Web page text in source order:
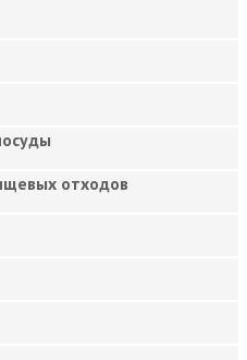
отходов